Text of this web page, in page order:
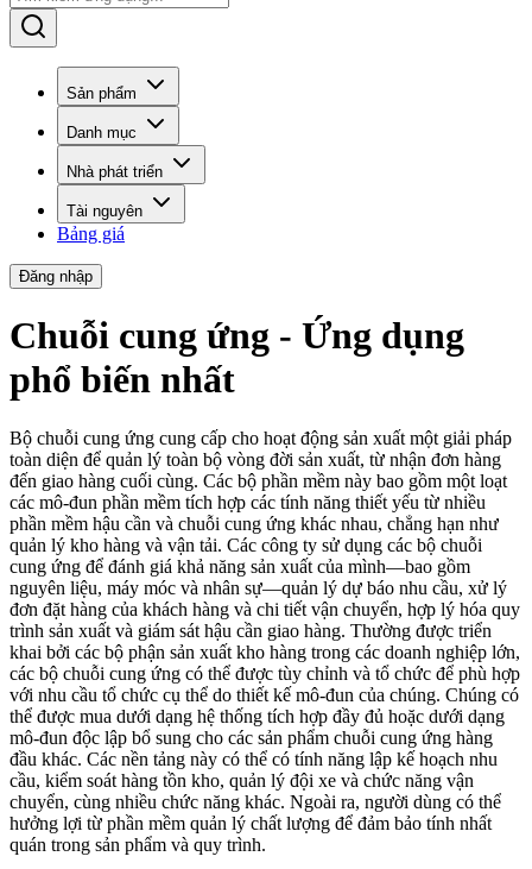
Sản phẩm
Danh mục
Nhà phát triển
Tài nguyên
Bảng giá
Đăng nhập
Chuỗi cung ứng - Ứng dụng
phổ biến nhất
Bộ chuỗi cung ứng cung cấp cho hoạt động sản xuất một giải pháp
toàn diện để quản lý toàn bộ vòng đời sản xuất, từ nhận đơn hàng
đến giao hàng cuối cùng. Các bộ phần mềm này bao gồm một loạt
các mô-đun phần mềm tích hợp các tính năng thiết yếu từ nhiều
phần mềm hậu cần và chuỗi cung ứng khác nhau, chẳng hạn như
quản lý kho hàng và vận tải. Các công ty sử dụng các bộ chuỗi
cung ứng để đánh giá khả năng sản xuất của mình—bao gồm
nguyên liệu, máy móc và nhân sự—quản lý dự báo nhu cầu, xử lý
đơn đặt hàng của khách hàng và chi tiết vận chuyển, hợp lý hóa quy
trình sản xuất và giám sát hậu cần giao hàng. Thường được triển
khai bởi các bộ phận sản xuất kho hàng trong các doanh nghiệp lớn,
các bộ chuỗi cung ứng có thể được tùy chỉnh và tổ chức để phù hợp
với nhu cầu tổ chức cụ thể do thiết kế mô-đun của chúng. Chúng có
thể được mua dưới dạng hệ thống tích hợp đầy đủ hoặc dưới dạng
mô-đun độc lập bổ sung cho các sản phẩm chuỗi cung ứng hàng
đầu khác. Các nền tảng này có thể có tính năng lập kế hoạch nhu
cầu, kiểm soát hàng tồn kho, quản lý đội xe và chức năng vận
chuyển, cùng nhiều chức năng khác. Ngoài ra, người dùng có thể
hưởng lợi từ phần mềm quản lý chất lượng để đảm bảo tính nhất
quán trong sản phẩm và quy trình.